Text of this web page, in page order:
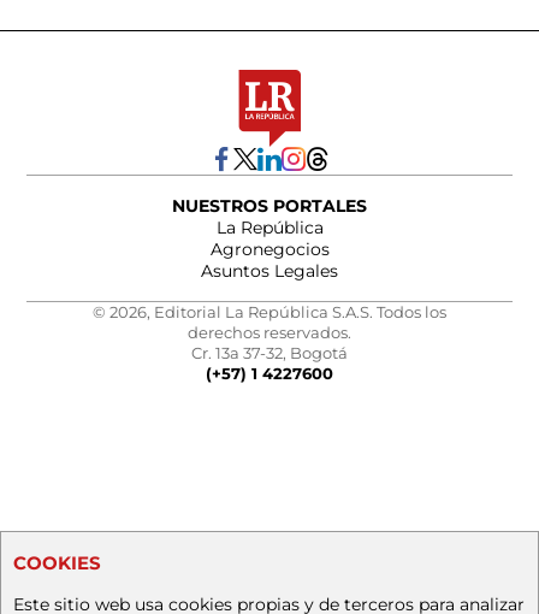
NUESTROS PORTALES
La República
Agronegocios
Asuntos Legales
© 2026, Editorial La República S.A.S. Todos los
derechos reservados.
Cr. 13a 37-32, Bogotá
(+57) 1 4227600
COOKIES
Este sitio web usa cookies propias y de terceros para analizar